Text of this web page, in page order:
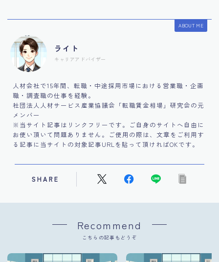
ABOUT ME
ライト
キャリアアドバイザー
人材会社で15年間、転職・中途採用市場における営業職・企画
職・調査職の仕事を経験。
社団法人人材サービス産業協議会「転職賃金相場」研究会の元
メンバー
※当サイト記事はリンクフリーです。ご自身のサイトへ自由に
お使い頂いて問題ありません。ご使用の際は、文章をご利用す
る記事に当サイトの対象記事URLを貼って頂ければOKです。
SHARE
Recommend
こちらの記事もどうぞ